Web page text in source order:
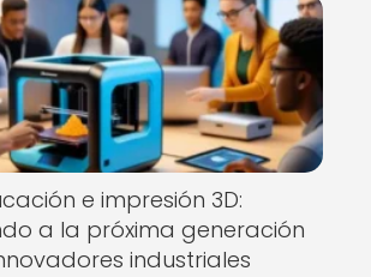
e impresión 3D:
a la próxima generación
industriales